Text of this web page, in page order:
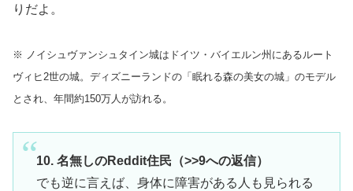
りだよ。
※ ノイシュヴァンシュタイン城はドイツ・バイエルン州にあるルート
ヴィヒ2世の城。ディズニーランドの「眠れる森の美女の城」のモデル
とされ、年間約150万人が訪れる。
10. 名無しのReddit住民（>>9への返信）
でも逆に言えば、身体に障害がある人も見られる